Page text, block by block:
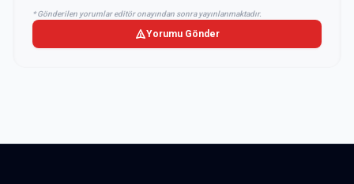
* Gönderilen yorumlar editör onayından sonra yayınlanmaktadır.
Yorumu Gönder